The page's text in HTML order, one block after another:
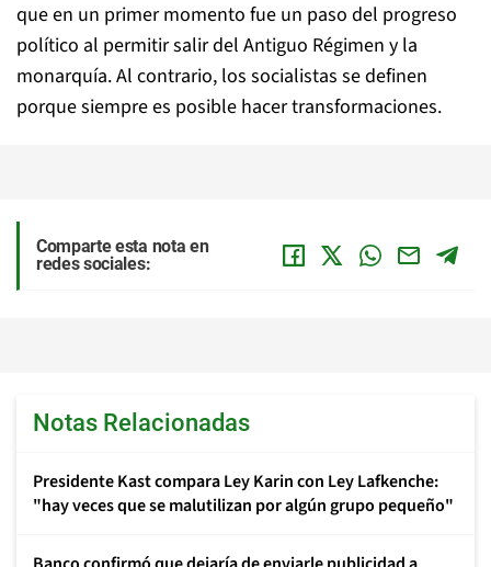
que en un primer momento fue un paso del progreso
político al permitir salir del Antiguo Régimen y la
monarquía. Al contrario, los socialistas se definen
porque siempre es posible hacer transformaciones.
Comparte esta nota en
redes sociales:
Notas Relacionadas
Presidente Kast compara Ley Karin con Ley Lafkenche:
"hay veces que se malutilizan por algún grupo pequeño"